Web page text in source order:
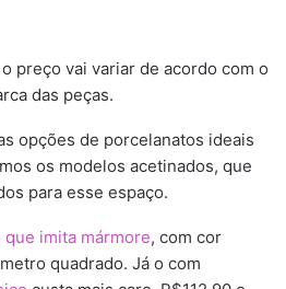
preço vai variar de acordo com o
das peças.
opções de porcelanatos ideais
os modelos acetinados, que
para esse espaço.
imita mármore, com cor
quadrado. Já o com